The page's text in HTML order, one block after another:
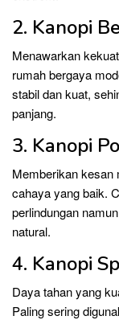
2. Kanopi
Menawarkan
rumah bergaya
stabil dan kuat,
panjang.
3. Kanopi
Memberikan kesan
cahaya yang baik.
perlindungan
natural.
4. Kanopi
Daya tahan yang
Paling sering